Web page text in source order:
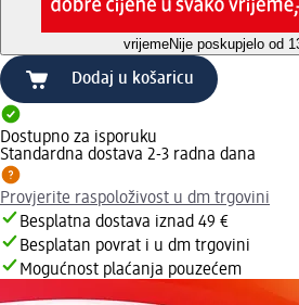
vrijemeNije poskupjelo od
Dodaj u košaricu
Dostupno za isporuku
Standardna dostava 2-3 radna dana
Provjerite raspoloživost u dm trgovini
Besplatna dostava iznad 49 €
Besplatan povrat i u dm trgovini
Mogućnost plaćanja pouzećem